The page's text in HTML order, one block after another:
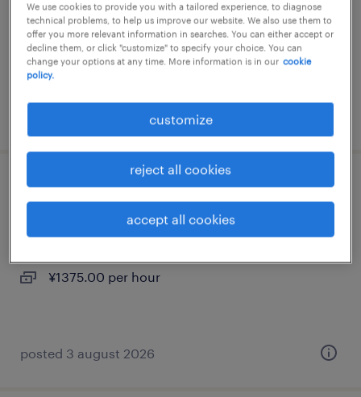
宮城県仙台市青葉区, 宮城県
temporary
¥1260.00 per hour
posted 4 august 2026
営業・企画営業・ラウンダー
宮城県仙台市泉区, 宮城県
¥1375.00 per hour
posted 3 august 2026
We use cookies to provide you with a tailored experience, to diagnose
technical problems, to help us improve our website. We also use them to
offer you more relevant information in searches. You can either accept or
decline them, or click "customize" to specify your choice. You can
change your options at any time. More information is in our cookie
policy.
customize
reject all cookies
accept all cookies